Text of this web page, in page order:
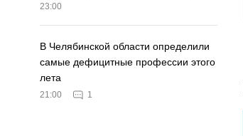
23:00
В Челябинской области определили
самые дефицитные профессии этого
лета
21:00 1